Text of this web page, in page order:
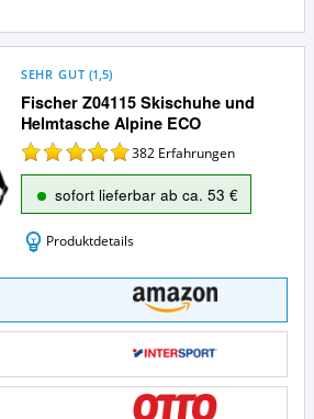
Fischer Z04115 Skischuhe und
Helmtasche Alpine ECO
SEHR GUT (1,5)
382 Erfahrungen
sofort lieferbar ab ca. 53 €
Produktdetails